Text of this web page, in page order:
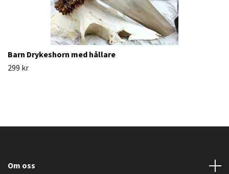
Barn Drykeshorn med hållare
299 kr
Om oss